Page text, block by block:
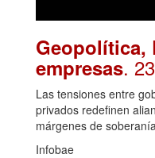
Geopolítica,
empresas.
Las tensiones entre
privados redefinen
márgenes de soberanía
Infobae